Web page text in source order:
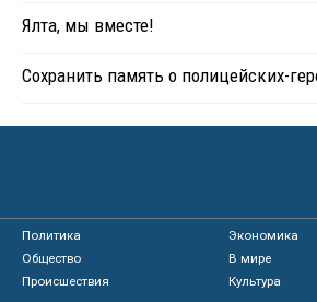
Ялта, мы вместе!
Сохранить память о полицейских-
Политика
Экономика
Общество
В мире
Происшествия
Культура